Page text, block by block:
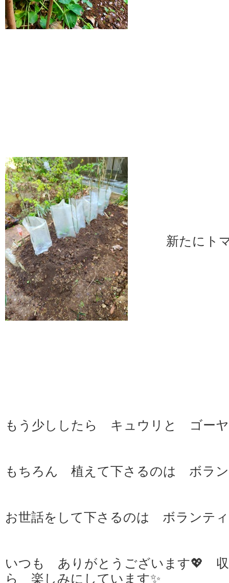
新たにトマ
もう少ししたら キュウリと ゴー
もちろん 植えて下さるのは ボラ
お世話をして下さるのは ボランテ
いつも ありがとうございます💖
ら 楽しみにしています✨